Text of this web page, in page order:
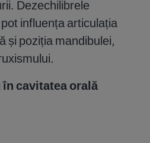
Dezechilibrele
influența articulația
și poziția mandibulei,
cavitatea orală